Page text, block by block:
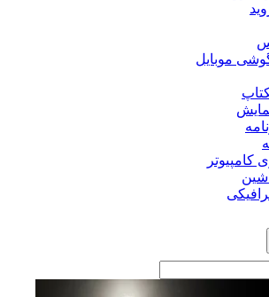
موبایل
کامپیوتر